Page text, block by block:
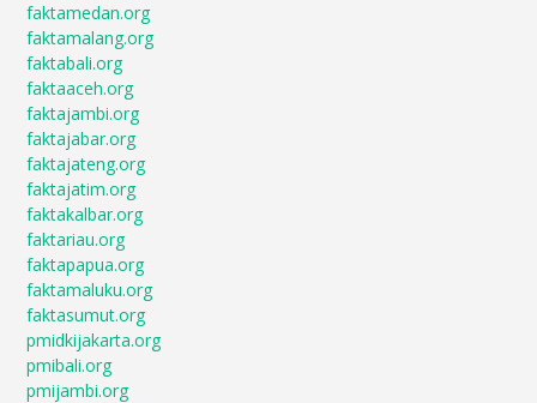
faktamedan.org
faktamalang.org
faktabali.org
faktaaceh.org
faktajambi.org
faktajabar.org
faktajateng.org
faktajatim.org
faktakalbar.org
faktariau.org
faktapapua.org
faktamaluku.org
faktasumut.org
pmidkijakarta.org
pmibali.org
pmijambi.org